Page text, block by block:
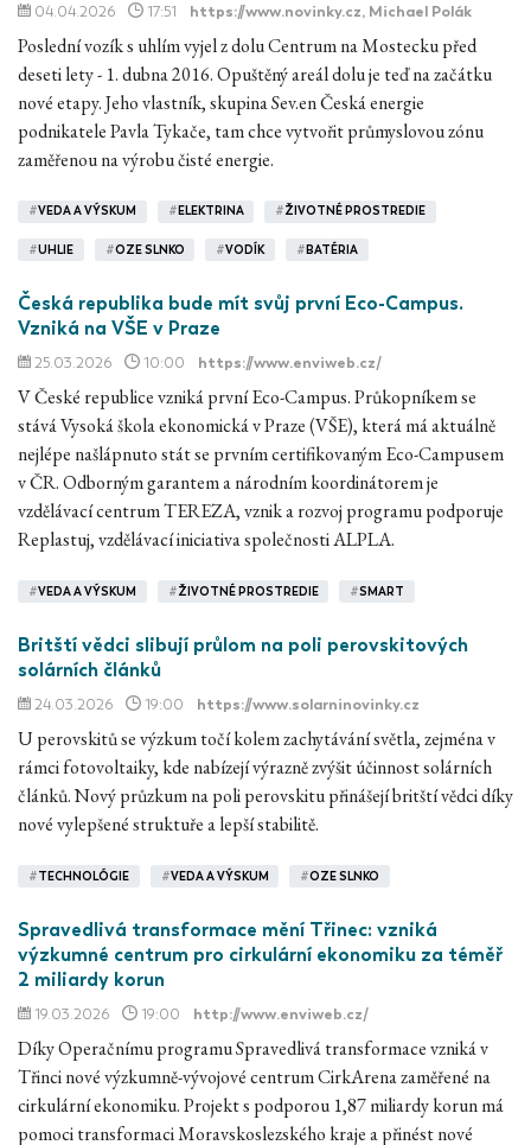
04.04.2026 17:51 https://www.novinky.cz, Michael Polák
Poslední vozík s uhlím vyjel z dolu Centrum na Mostecku před
deseti lety - 1. dubna 2016. Opuštěný areál dolu je teď na začátku
nové etapy. Jeho vlastník, skupina Sev.en Česká energie
podnikatele Pavla Tykače, tam chce vytvořit průmyslovou zónu
zaměřenou na výrobu čisté energie.
#VEDA A VÝSKUM # ELEKTRINA #ŽIVOTNÉ PROSTREDIE
#UHLIE #OZE SLNKO #VODÍK # BATÉRIA
Česká republika bude mít svůj první Eco-Campus.
Vzniká na VŠE v Praze
25.03.2026 10:00 https://www.enviweb.cz/
V České republice vzniká první Eco-Campus. Průkopníkem se
stává Vysoká škola ekonomická v Praze (VŠE), která má aktuálně
nejlépe našlápnuto stát se prvním certifikovaným Eco-Campusem
v ČR. Odborným garantem a národním koordinátorem je
vzdělávací centrum TEREZA, vznik a rozvoj programu podporuje
Replastuj, vzdělávací iniciativa společnosti ALPLA.
#VEDA A VÝSKUM #ŽIVOTNÉ PROSTREDIE #SMART
Britští vědci slibují průlom na poli perovskitových
solárních článků
24.03.2026 19:00 https://www.solarninovinky.cz
U perovskitů se výzkum točí kolem zachytávání světla, zejména v
rámci fotovoltaiky, kde nabízejí výrazně zvýšit účinnost solárních
článků. Nový průzkum na poli perovskitu přinášejí britští vědci díky
nové vylepšené struktuře a lepší stabilitě.
#TECHNOLÓGIE #VEDA A VÝSKUM #OZE SLNKO
Spravedlivá transformace mění Třinec: vzniká
výzkumné centrum pro cirkulární ekonomiku za téměř
2 miliardy korun
19.03.2026 19:00 http://www.enviweb.cz/
Díky Operačnímu programu Spravedlivá transformace vzniká v
Třinci nové výzkumně-vývojové centrum CirkArena zaměřené na
cirkulární ekonomiku. Projekt s podporou 1,87 miliardy korun má
pomoci transformaci Moravskoslezského kraje a přinést nové